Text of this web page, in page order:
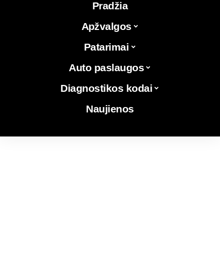
Pradžia
Apžvalgos
Patarimai
Auto paslaugos
Diagnostikos kodai
Naujienos